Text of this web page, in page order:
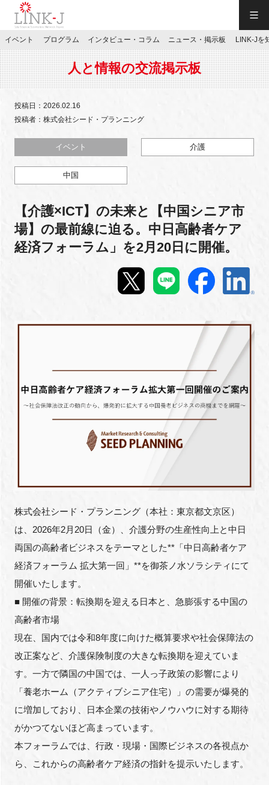
JP／EN
特別会員専用メニュー
お問い合わせ
マイページ
イベント
インタビュー・コラム
ニュース・掲示板
施設・アクセス
FAQ
イベントお知らせメール登録
イベント プログラム インタビュー・コラム ニュース・掲示板 LINK-Jを
人と情報の交流掲示板
投稿日：2026.02.16
投稿者：株式会社シード・プランニング
イベント 介護
中国
【介護×ICT】の未来と【中国シニア市
場】の最前線に迫る。中日高齢者ケア
経済フォーラム」を2月20日に開催。
株式会社シード・プランニング（本社：東京都文京区）
は、2026年2月20日（金）、介護分野の生産性向上と中日
両国の高齢者ビジネスをテーマとした**「中日高齢者ケア
経済フォーラム 拡大第一回」**を御茶ノ水ソラシティにて
開催いたします。
■ 開催の背景：転換期を迎える日本と、急膨張する中国の
高齢者市場
現在、国内では令和8年度に向けた概算要求や社会保障法の
改正案など、介護保険制度の大きな転換期を迎えていま
す。一方で隣国の中国では、一人っ子政策の影響により
「養老ホーム（アクティブシニア住宅）」の需要が爆発的
に増加しており、日本企業の技術やノウハウに対する期待
がかつてないほど高まっています。
本フォーラムでは、行政・現場・国際ビジネスの各視点か
ら、これからの高齢者ケア経済の指針を提示いたします。